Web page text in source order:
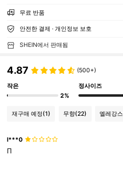
무료 반품
안전한 결제 · 개인정보 보호
SHEIN에서 판매됨
4.87 (500+)
작은
2%
정사이즈
재구매 예정(1) 무향(22) 엘레강스
l***0
П